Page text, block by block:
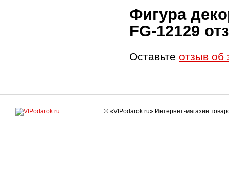
Фигура
FG-12129
Оставьте отзыв об
© «VIPodarok.ru» Интернет-магазин